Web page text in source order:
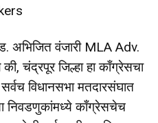
अभिजित वंजारी MLA Adv.
चंद्रपूर जिल्हा हा काँग्रेसचा
विधानसभा मतदारसंघात
निवडणुकांमध्ये काँग्रेसचेच